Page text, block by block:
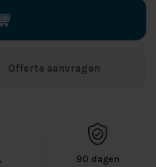
Offerte aanvragen
90 dagen